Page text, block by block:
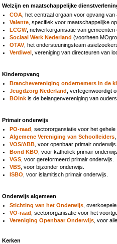
Welzijn en maatschappelijke
COA , het centraal orgaan voor opvang van
Valente , specifiek voor maatschappelijke
LCGW, netwerkorganisatie van gemeenten
Sociaal Werk Nederland (voorheen
OTAV, het ondersteuningsteam
Verdiwel , vereniging van directeuren van
Kinderopvang
Branchevereniging ondernemers in de
Jeugdzorg Nederland , vertegenwoordigt
BOink is de belangenvereniging van
Primair onderwijs
PO-raad , sectororgansiatie voor het gehele
Algemene Vereniging van Schoolleiders
VOS/ABB , voor openbaar primair onderwijs.
Bond KBO , voor katholiek primair onderwijs.
VGS , voor gereformeerd primair onderwijs.
VBS , voor bijzonder onderwijs.
ISBO , voor islamitisch primair onderwijs.
Onderwijs algemeen
Stichting van het Onderwijs ,
VO-raad , sectororganisatie voor het
Vereniging Openbaar Onderwijs , voor
Kerken